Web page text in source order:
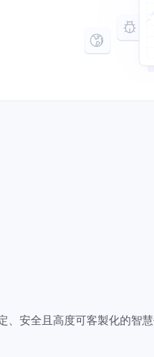
安全且高度可客製化的智慧